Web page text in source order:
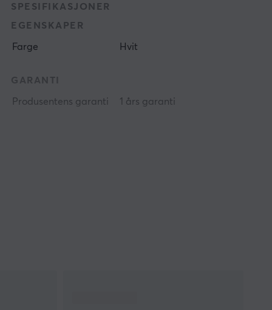
SPESIFIKASJONER
EGENSKAPER
Farge Hvit
GARANTI
Produsentens garanti 1 års garanti